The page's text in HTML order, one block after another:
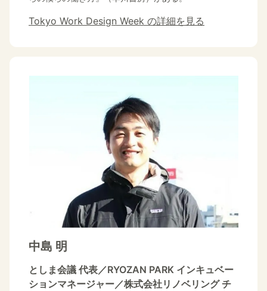
Tokyo Work Design Week の詳細を見る
中島 明
としま会議 代表／RYOZAN PARK インキュベー
ションマネージャー／株式会社リノベリング チ